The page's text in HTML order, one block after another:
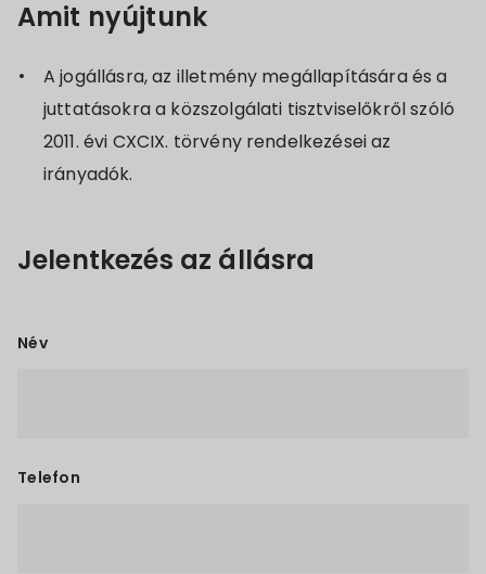
Amit nyújtunk
A jogállásra, az illetmény megállapítására és a
juttatásokra a közszolgálati tisztviselőkről szóló
2011. évi CXCIX. törvény rendelkezései az
irányadók.
Jelentkezés az állásra
Név
Telefon